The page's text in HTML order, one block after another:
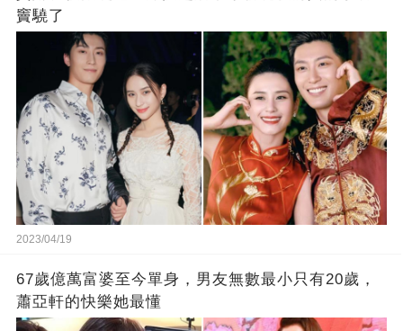
竇驍了
2023/04/19
67歲億萬富婆至今單身，男友無數最小只有20歲，
蕭亞軒的快樂她最懂